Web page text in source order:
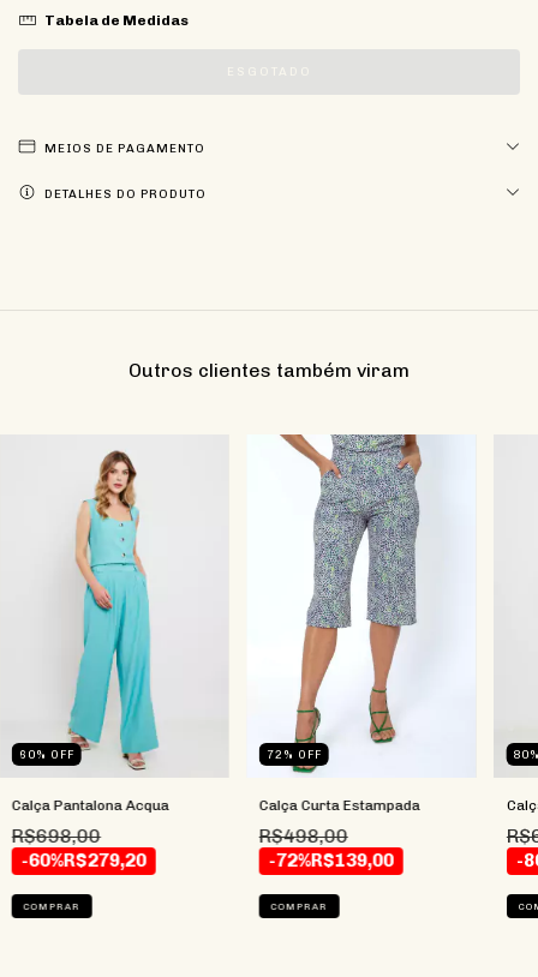
Tabela de Medidas
MEIOS DE PAGAMENTO
DETALHES DO PRODUTO
Outros clientes também viram
60% OFF
Calça Pantalona Acqua
R$698,00
-60%R$279,20
COMPRAR
72 % OFF
Calça Curta Estampada
R$498,00
-72%R$139,00
COMPRAR
80
-